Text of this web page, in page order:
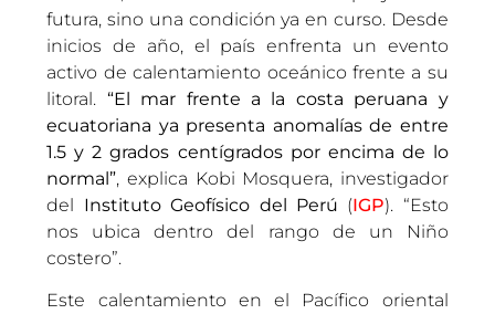
futura, sino una condición ya en curso. Desde
inicios de año, el país enfrenta un evento
activo de calentamiento oceánico frente a su
litoral. “El mar frente a la costa peruana y
ecuatoriana ya presenta anomalías de entre
1.5 y 2 grados centígrados por encima de lo
normal”, explica Kobi Mosquera, investigador
del Instituto Geofísico del Perú (IGP). “Esto
nos ubica dentro del rango de un Niño
costero”.
Este calentamiento en el Pacífico oriental